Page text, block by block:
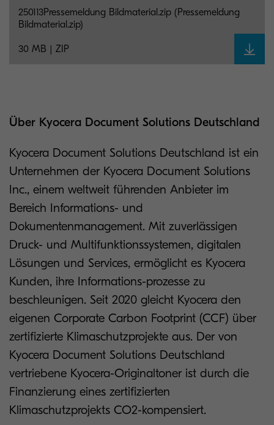
250113Pressemeldung Bildmaterial.zip (Pressemeldung
Bildmaterial.zip)
30 MB | ZIP
Über Kyocera Document Solutions Deutschland
Kyocera Document Solutions Deutschland ist ein
Unternehmen der Kyocera Document Solutions
Inc., einem weltweit führenden Anbieter im
Bereich Informations- und
Dokumentenmanagement. Mit zuverlässigen
Druck- und Multifunktionssystemen, digitalen
Lösungen und Services, ermöglicht es Kyocera
Kunden, ihre Informations-prozesse zu
beschleunigen. Seit 2020 gleicht Kyocera den
eigenen Corporate Carbon Footprint (CCF) über
zertifizierte Klimaschutzprojekte aus. Der von
Kyocera Document Solutions Deutschland
vertriebene Kyocera-Originaltoner ist durch die
Finanzierung eines zertifizierten
Klimaschutzprojekts CO2-kompensiert.